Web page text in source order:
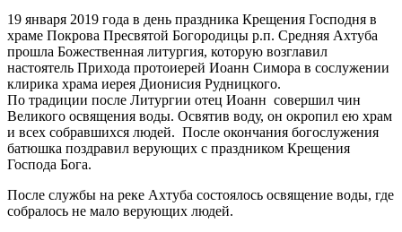
19 января 2019 года в день праздника Крещения Господня в
храме Покрова Пресвятой Богородицы р.п. Средняя Ахтуба
прошла Божественная литургия, которую возглавил
настоятель Прихода протоиерей Иоанн Симора в сослужении
клирика храма иерея Дионисия Рудницкого.
По традиции после Литургии отец Иоанн совершил чин
Великого освящения воды. Освятив воду, он окропил ею храм
и всех собравшихся людей. После окончания богослужения
батюшка поздравил верующих с праздником Крещения
Господа Бога.
После службы на реке Ахтуба состоялось освящение воды, где
собралось не мало верующих людей.